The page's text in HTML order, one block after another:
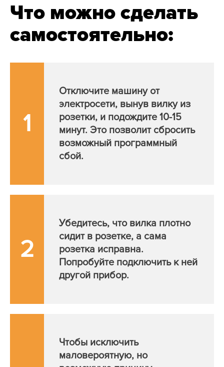
Что можно сделать
самостоятельно:
1
Отключите машину от
электросети, вынув вилку из
розетки, и подождите 10-15
минут. Это позволит сбросить
возможный программный
сбой.
2
Убедитесь, что вилка плотно
сидит в розетке, а сама
розетка исправна.
Попробуйте подключить к ней
другой прибор.
Чтобы исключить
маловероятную, но